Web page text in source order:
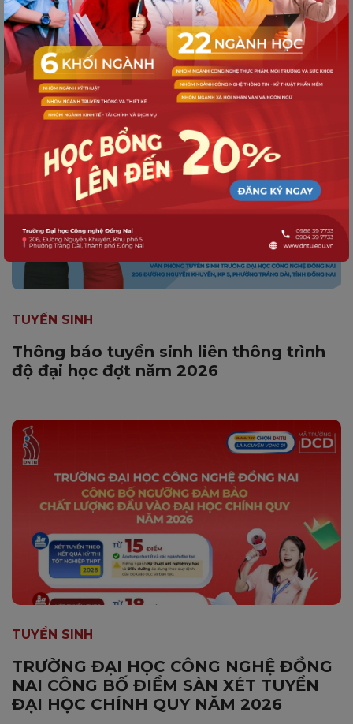
TUYỂN SINH
Thông báo tuyển sinh liên thông trình
độ đại học đợt năm 2026
TUYỂN SINH
TRƯỜNG ĐẠI HỌC CÔNG NGHỆ ĐỒNG
NAI CÔNG BỐ ĐIỂM SÀN XÉT TUYỂN
ĐẠI HỌC CHÍNH QUY NĂM 2026